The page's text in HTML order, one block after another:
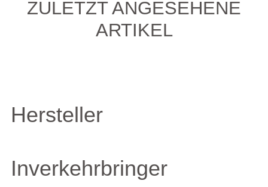
ZULETZT ANGESEHENE
ARTIKEL
Hersteller
Inverkehrbringer